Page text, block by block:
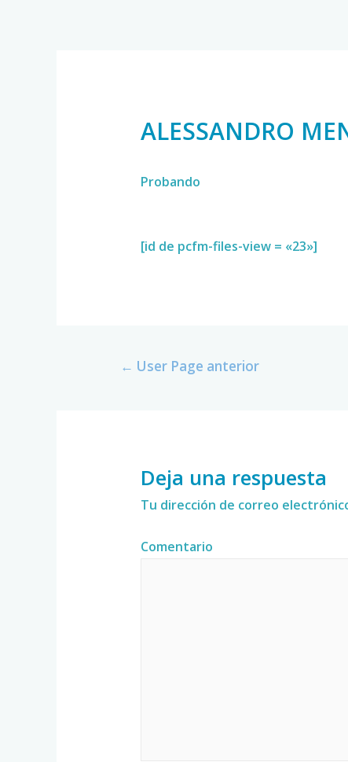
ALESSANDRO
Probando
[id de pcfm-files-view = «23»]
← User Page anterior
Deja una respuesta
Tu dirección de correo
Comentario